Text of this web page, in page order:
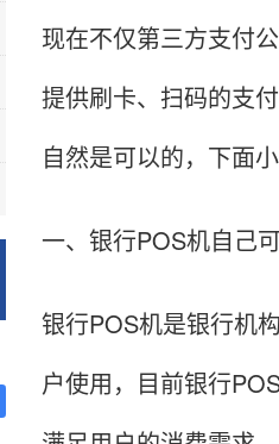
现在不仅第三方支付
提供刷卡、扫码的支
自然是可以的，下面
一、银行POS机自己
银行POS机是银行机
户使用，目前银行